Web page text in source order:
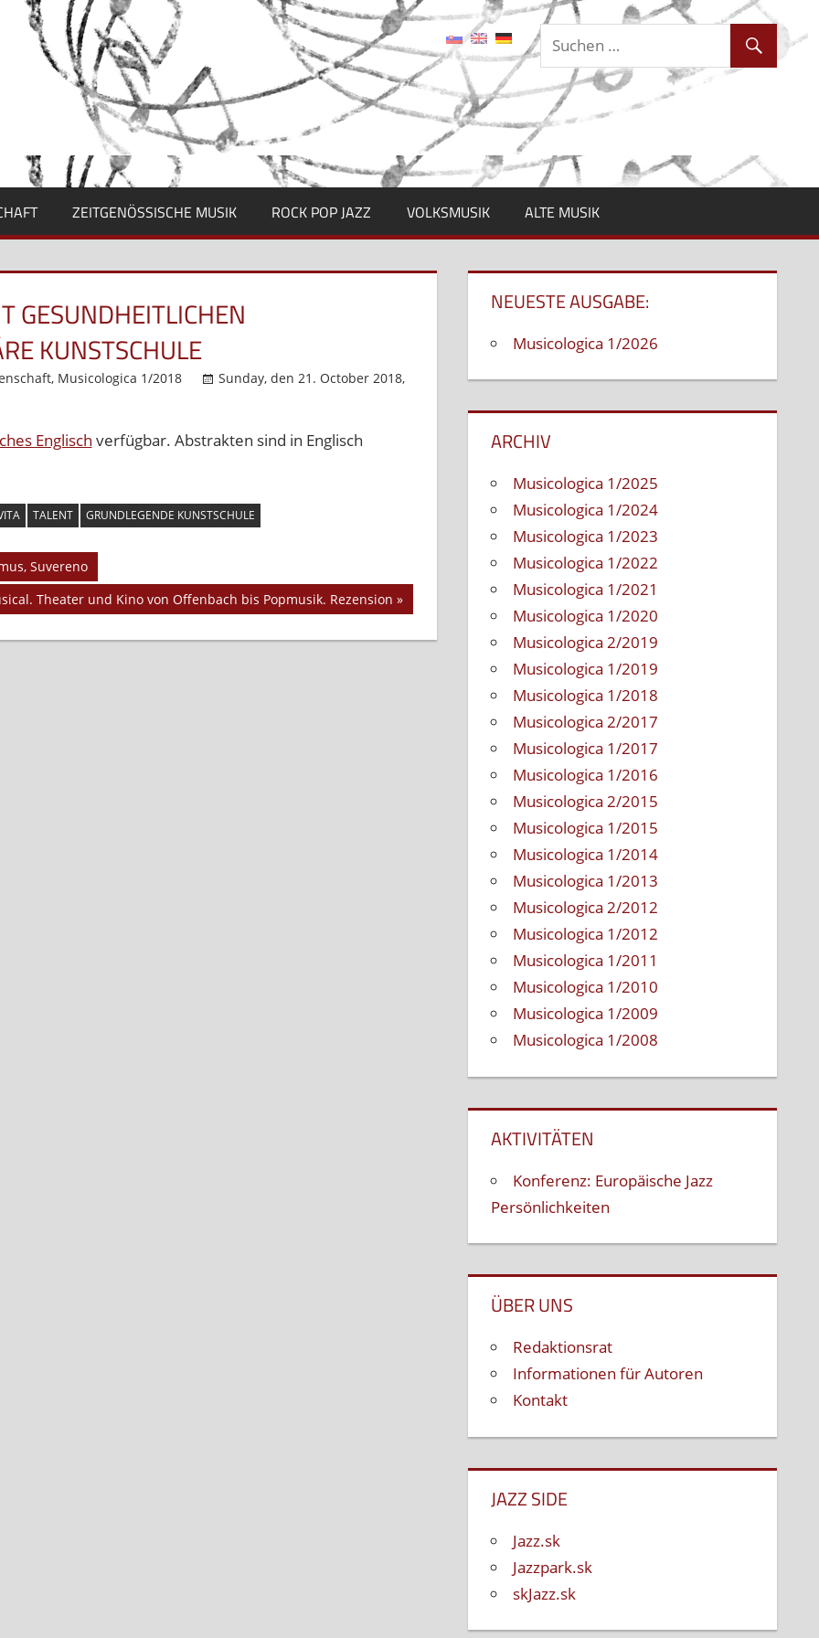
ZEITGENÖSSISCHE MUSIK ROCK POP JAZZ VOLKSMUSIK ALTE MUSIK
GESUNDHEITLICHEN
KUNSTSCHULE
, Musicologica 1/2018
Sunday, den 21. October 2018,
Englisch verfügbar. Abstrakten sind in Englisch
TALENT GRUNDLEGENDE KUNSTSCHULE
Suvereno
Theater und Kino von Offenbach bis Popmusik. Rezension
NEUESTE AUSGABE:
Musicologica 1/2026
ARCHIV
Musicologica 1/2025
Musicologica 1/2024
Musicologica 1/2023
Musicologica 1/2022
Musicologica 1/2021
Musicologica 1/2020
Musicologica 2/2019
Musicologica 1/2019
Musicologica 1/2018
Musicologica 2/2017
Musicologica 1/2017
Musicologica 1/2016
Musicologica 2/2015
Musicologica 1/2015
Musicologica 1/2014
Musicologica 1/2013
Musicologica 2/2012
Musicologica 1/2012
Musicologica 1/2011
Musicologica 1/2010
Musicologica 1/2009
Musicologica 1/2008
AKTIVITÄTEN
Konferenz: Europäische Jazz
Persönlichkeiten
ÜBER UNS
Redaktionsrat
Informationen für Autoren
Kontakt
JAZZ SIDE
Jazz.sk
Jazzpark.sk
skJazz.sk